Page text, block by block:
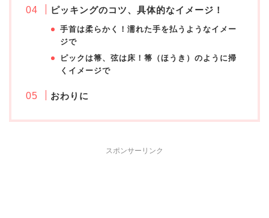
ピッキングのコツ、具体的なイメージ！
手首は柔らかく！濡れた手を払うようなイメー
ジで
ピックは箒、弦は床！箒（ほうき）のように掃
くイメージで
おわりに
スポンサーリンク